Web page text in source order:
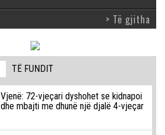
> Të gjitha
TË FUNDIT
Vjenë: 72-vjeçari dyshohet se kidnapoi
dhe mbajti me dhunë një djalë 4-vjeçar